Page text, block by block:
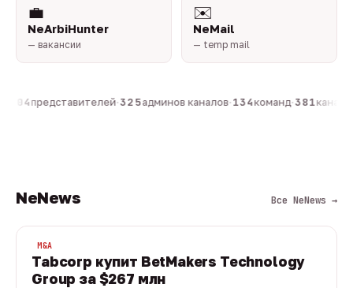
💼
NeArbiHunter
— вакансии
✉️
NeMail
— temp mail
804представителей·325админов каналов·134команд·381каналов
NeNews Все NeNews →
M&A
Tabcorp купит BetMakers Technology
Group за $267 млн